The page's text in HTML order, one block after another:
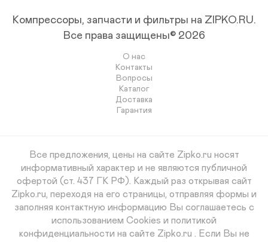
Компрессоры, запчасти и фильтры на ZIPKO.RU.
Все права защищены© 2026
О нас
Контакты
Вопросы
Каталог
Доставка
Гарантия
Все предложения, цены на сайте Zipko.ru носят
информативный характер и не являются публичной
офертой (ст. 437 ГК РФ). Каждый раз открывая сайт
Zipko.ru, переходя на его страницы, отправляя формы и
заполняя контактную информацию Вы соглашаетесь с
использованием Cookies и политикой
конфиденциальности на сайте Zipko.ru . Если Вы не